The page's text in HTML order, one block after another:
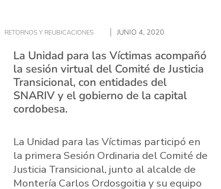
RETORNOS Y REUBICACIONES JUNIO 4, 2020
La Unidad para las Víctimas acompañó
la sesión virtual del Comité de Justicia
Transicional, con entidades del
SNARIV y el gobierno de la capital
cordobesa.
La Unidad para las Víctimas participó en
la primera Sesión Ordinaria del Comité de
Justicia Transicional, junto al alcalde de
Montería Carlos Ordosgoitia y su equipo